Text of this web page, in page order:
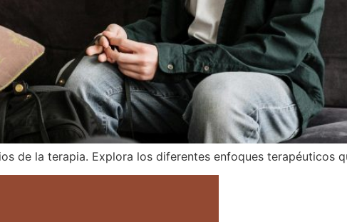
de la terapia. Explora los diferentes enfoques terapéuticos